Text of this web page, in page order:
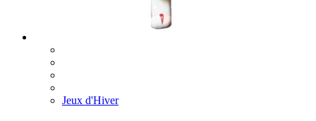
Jeux d'Hiver